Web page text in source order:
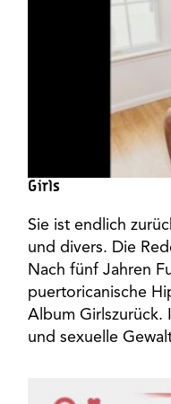
Girls
Sie ist endlich
und divers. Die
Nach fünf Jahren
puertoricanische
Album Girlszurück.
und sexuelle